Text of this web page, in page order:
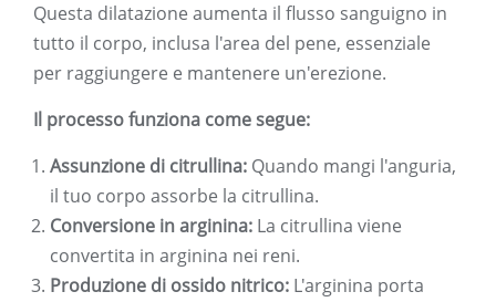
Questa dilatazione aumenta il flusso sanguigno in
tutto il corpo, inclusa l'area del pene, essenziale
per raggiungere e mantenere un'erezione.
Il processo funziona come segue:
Assunzione di citrullina: Quando mangi l'anguria,
il tuo corpo assorbe la citrullina.
Conversione in arginina: La citrullina viene
convertita in arginina nei reni.
Produzione di ossido nitrico: L'arginina porta